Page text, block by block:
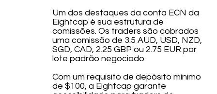
Um dos destaques da conta ECN da
Eightcap é sua estrutura de
comissões. Os traders são cobrados
uma comissão de 3.5 AUD, USD, NZD,
SGD, CAD, 2.25 GBP ou 2.75 EUR por
lote padrão negociado.
Com um requisito de depósito mínimo
de $100, a Eightcap garante